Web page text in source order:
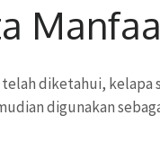
diketahui, kelapa
digunakan